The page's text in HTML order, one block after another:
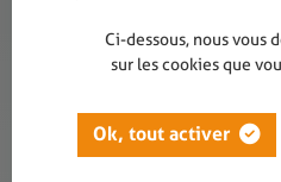
Contact
Presse
Liens utiles
Ci-dessous, nous vous
sur les cookies que
Ok, tout activer